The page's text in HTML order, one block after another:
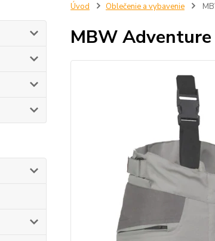
Úvod Oblečenie a vybavenie
MBW